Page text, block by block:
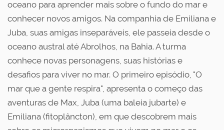
oceano para aprender mais sobre o fundo do mar e
conhecer novos amigos. Na companhia de Emiliana e
Juba, suas amigas inseparáveis, ele passeia desde o
oceano austral até Abrolhos, na Bahia. A turma
conhece novas personagens, suas histórias e
desafios para viver no mar. O primeiro episódio, "O
mar que a gente respira", apresenta o começo das
aventuras de Max, Juba (uma baleia jubarte) e
Emiliana (fitoplâncton), em que descobrem mais